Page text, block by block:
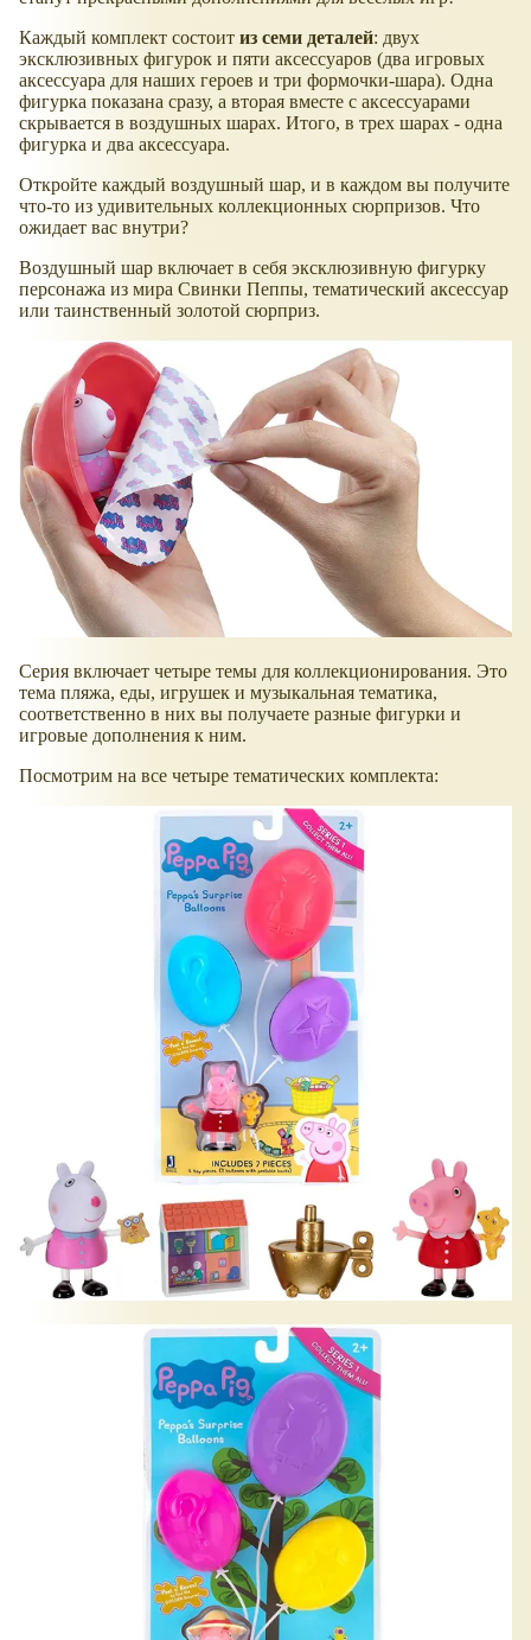
Каждый комплект состоит из семи деталей: двух
эксклюзивных фигурок и пяти аксессуаров (два игровых
аксессуара для наших героев и три формочки-шара). Одна
фигурка показана сразу, а вторая вместе с аксессуарами
скрывается в воздушных шарах. Итого, в трех шарах - одна
фигурка и два аксессуара.
Откройте каждый воздушный шар, и в каждом вы получите
что-то из удивительных коллекционных сюрпризов. Что
ожидает вас внутри?
Воздушный шар включает в себя эксклюзивную фигурку
персонажа из мира Свинки Пеппы, тематический аксессуар
или таинственный золотой сюрприз.
Серия включает четыре темы для коллекционирования. Это
тема пляжа, еды, игрушек и музыкальная тематика,
соответственно в них вы получаете разные фигурки и
игровые дополнения к ним.
Посмотрим на все четыре тематических комплекта: